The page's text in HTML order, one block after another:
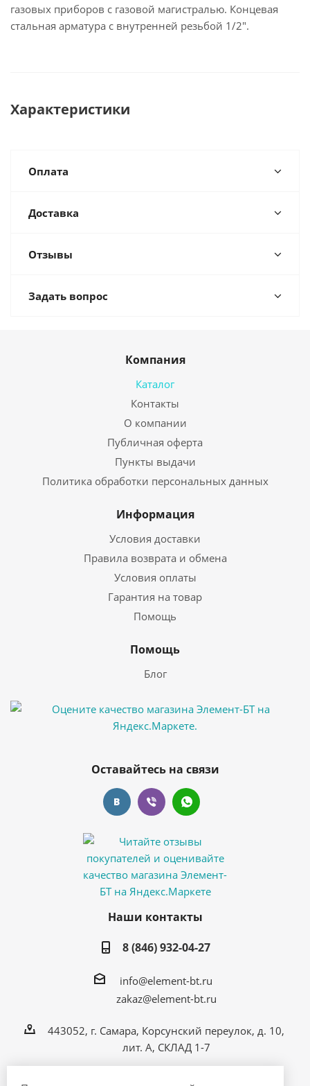
газовых приборов с газовой магистралью. Концевая
стальная арматура с внутренней резьбой 1/2".
Характеристики
Оплата
Доставка
Отзывы
Задать вопрос
Компания
Каталог
Контакты
О компании
Публичная оферта
Пункты выдачи
Политика обработки персональных данных
Информация
Условия доставки
Правила возврата и обмена
Условия оплаты
Гарантия на товар
Помощь
Помощь
Блог
Оставайтесь на связи
Наши контакты
8 (846) 932-04-27
info@element-bt.ru
zakaz@element-bt.ru
443052, г. Самара, Корсунский переулок, д. 10,
лит. А, СКЛАД 1-7